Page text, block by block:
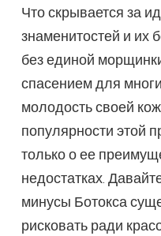
Что скрывается за
знаменитостей и их
без единой
спасением для
молодость своей
популярности этой
только о ее
недостатках.
минусы Ботокса
рисковать ради